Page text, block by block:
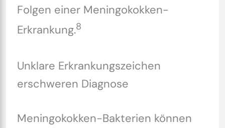
Folgen einer Meningokokken-
Erkrankung.8
Unklare Erkrankungszeichen
erschweren Diagnose
Meningokokken-Bakterien können